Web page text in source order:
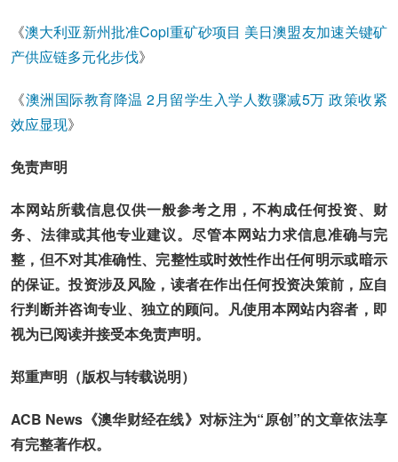
《澳大利亚新州批准Copi重矿砂项目 美日澳盟友加速关键矿
产供应链多元化步伐》
《澳洲国际教育降温 2月留学生入学人数骤减5万 政策收紧
效应显现》
免责声明
本网站所载信息仅供一般参考之用，不构成任何投资、财
务、法律或其他专业建议。尽管本网站力求信息准确与完
整，但不对其准确性、完整性或时效性作出任何明示或暗示
的保证。投资涉及风险，读者在作出任何投资决策前，应自
行判断并咨询专业、独立的顾问。凡使用本网站内容者，即
视为已阅读并接受本免责声明。
郑重声明（版权与转载说明）
ACB News《澳华财经在线》对标注为“原创”的文章依法享
有完整著作权。